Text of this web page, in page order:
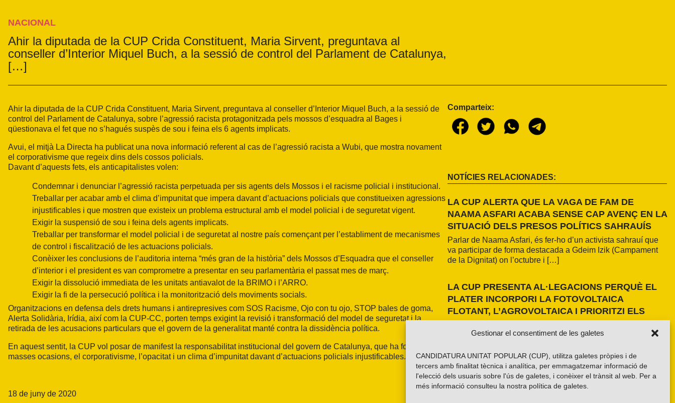
Gestionar el consentiment de les galetes
CANDIDATURA UNITAT POPULAR (CUP), utilitza galetes pròpies i de
tercers amb finalitat tècnica i analítica, per emmagatzemar informació de
l'elecció dels usuaris sobre l'ús de galetes, i conèixer el trànsit al web. Per a
més informació consulteu la nostra política de galetes
NACIONAL
Ahir la diputada de la CUP Crida Constituent, Maria Sirvent, preguntava al
conseller d’Interior Miquel Buch, a la sessió de control del Parlament de Catalunya,
[…]
Ahir la diputada de la CUP Crida Constituent, Maria Sirvent, preguntava al conseller d’Interior Miquel Buch, a la sessió de
control del Parlament de Catalunya, sobre l’agressió racista protagonitzada pels mossos d’esquadra al Bages i
qüestionava el fet que no s’hagués suspès de sou i feina els 6 agents implicats.
Avui, el mitjà La Directa ha publicat una nova informació referent al cas de l’agressió racista a Wubi, que mostra novament
el corporativisme que regeix dins dels cossos policials.
Davant d’aquests fets, els anticapitalistes volen:
Condemnar i denunciar l’agressió racista perpetuada per sis agents dels Mossos i el racisme policial i institucional.
Treballar per acabar amb el clima d’impunitat que impera davant d’actuacions policials que constitueixen agressions
injustificables i que mostren que existeix un problema estructural amb el model policial i de seguretat vigent.
Exigir la suspensió de sou i feina dels agents implicats.
Treballar per transformar el model policial i de seguretat al nostre país començant per l’establiment de mecanismes
de control i fiscalització de les actuacions policials.
Conèixer les conclusions de l’auditoria interna “més gran de la història” dels Mossos d’Esquadra que el conseller
d’interior i el president es van comprometre a presentar en seu parlamentària el passat mes de març.
Exigir la dissolució immediata de les unitats antiavalot de la BRIMO i l’ARRO.
Exigir la fi de la persecució política i la monitorització dels moviments socials.
Organitzacions en defensa dels drets humans i antirepresives com SOS Racisme, Ojo con tu ojo, STOP bales de goma,
Alerta Solidària, Irídia, així com la CUP-CC, porten temps exigint la revisió i transformació del model de seguretat i la
retirada de les acusacions particulars que el govern de la generalitat manté contra la dissidència política.
En aquest sentit, la CUP vol posar de manifest la responsabilitat institucional del govern de Catalunya, que ha fomentat, en
masses ocasions, el corporativisme, l’opacitat i un clima d’impunitat davant d’actuacions policials injustificables.
18 de juny de 2020
Comparteix:
NOTÍCIES RELACIONADES:
LA CUP ALERTA QUE LA VAGA DE FAM DE
NAAMA ASFARI ACABA SENSE CAP AVENÇ EN LA
SITUACIÓ DELS PRESOS POLÍTICS SAHRAUÍS
Parlar de Naama Asfari, és fer-ho d’un activista sahrauí que
va participar de forma destacada a Gdeim Izik (Campament
de la Dignitat) on l’octubre i […]
LA CUP PRESENTA AL·LEGACIONS PERQUÈ EL
PLATER INCORPORI LA FOTOVOLTAICA
FLOTANT, L’AGROVOLTAICA I PRIORITZI ELS
ESPAIS ANTROPITZATS
La formació independentista ha presentat dues al·legacions
pròpia basada en els resultats de l’estudi fet a la demarcació
de Girona i amb la voluntat d’estendre’n els criteris a tot el
país. La segona, impulsada per la Xarxa per una Transició
Energètica Justa, de caràcter més global.